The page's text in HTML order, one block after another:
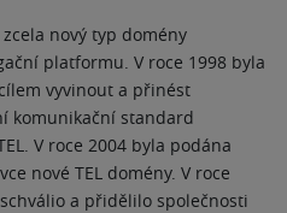
nový typ domény
platformu. V roce 1998 byla
vyvinout a přinést
komunikační standard
V roce 2004 byla podána
nové TEL domény. V roce
a přidělilo společnosti